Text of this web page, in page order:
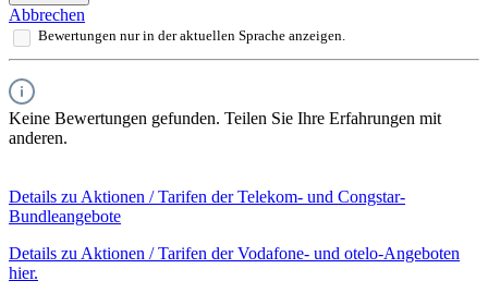
Abbrechen
Bewertungen nur in der aktuellen Sprache anzeigen.
Keine Bewertungen gefunden. Teilen Sie Ihre Erfahrungen mit
anderen.
Details zu Aktionen / Tarifen der Telekom- und Congstar-
Bundleangebote
Details zu Aktionen / Tarifen der Vodafone- und otelo-Angeboten
hier.